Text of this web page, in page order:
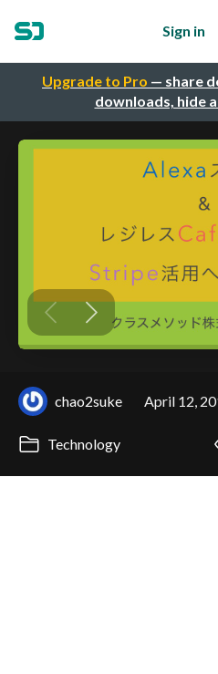
Upgrade to Pro — share
downloads, hide
Sign in
chao2suke April 12,
Technology